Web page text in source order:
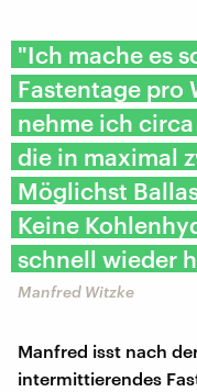
"Ich mache es
Fastentage pro
nehme ich
die in maximal
Möglichst
Keine
schnell wieder
Manfred Witzke
Manfred isst nach
intermittierendes